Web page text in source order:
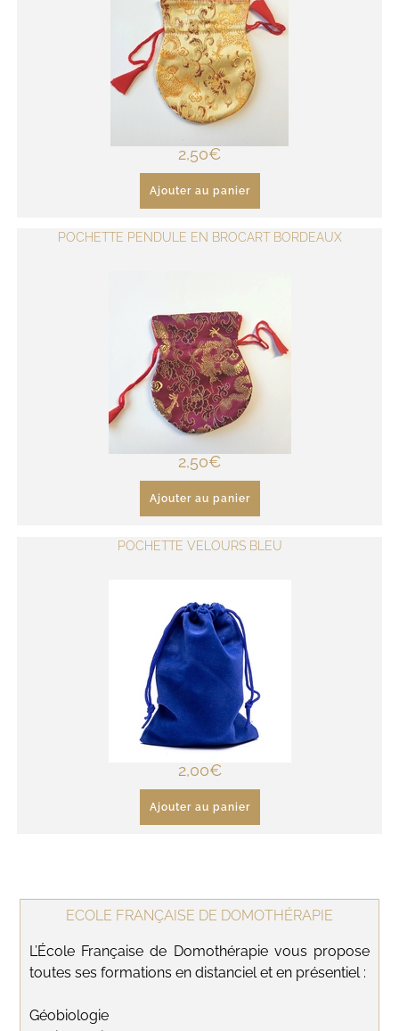
2,50€
Ajouter au panier
POCHETTE PENDULE EN BROCART BORDEAUX
2,50€
Ajouter au panier
POCHETTE VELOURS BLEU
2,00€
Ajouter au panier
ECOLE FRANÇAISE DE DOMOTHÉRAPIE
L’École Française de Domothérapie vous propose
toutes ses formations en distanciel et en présentiel :
Géobiologie